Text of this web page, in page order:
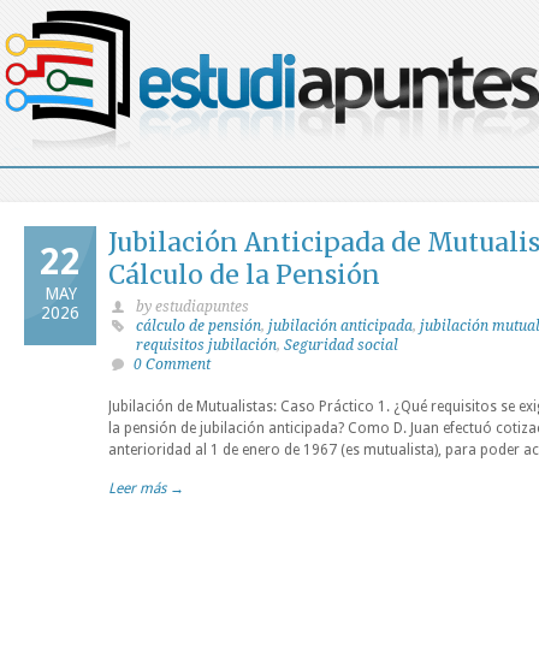
22
MAY
2026
Jubilación Anticipada de
Cálculo de la Pensión
by estudiapuntes
cálculo de pensión, jubilación anticipada, jubilación
requisitos jubilación, Seguridad social
0 Comment
Jubilación de Mutualistas: Caso Práctico 1. ¿Qué requisitos se
la pensión de jubilación anticipada? Como D. Juan efectuó
anterioridad al 1 de enero de 1967 (es mutualista), para poder
Leer más →